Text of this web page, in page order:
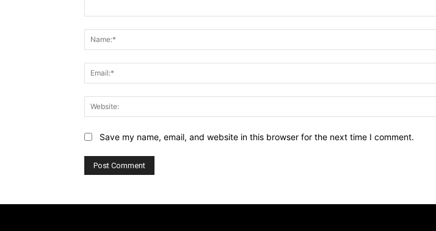
Save my name, email, and website in this browser for the next time I comment.